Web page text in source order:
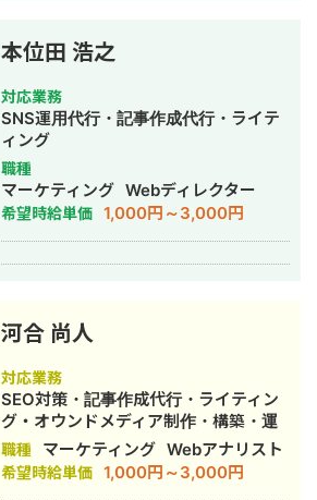
¥50,000 ┗新規案件(直案件)として、フ
作を行う。 ┗Meta、リスティング広告
(Google,Yahoo,Microsoft)にて
CPA4,000円～8,000円で運用 ┗管理画
面上の数値だけではなく、アポ単価や
粗利数値の改善も支援 ・フランチャイ
ズ加盟開発 ┗Meta広告にてCPA5,000
～12,000 広告運用だけではなく営業支
援も行い、広告から面談への改善も支
援
作・MEO・風評被害対策（逆SEO・サ
ジェスト対策など）も得意としていま
す。 2026年2月～：株式会社イナミ
ト 代表取締役 https://inamito.co.jp/
■出身大学 南山大学経済学部卒
本位田 浩之
対応業務
SNS運用代行・記事作成代行・ライテ
ィング
職種
マーケティング Webディレクター
希望時給単価 1,000円～3,000円
河合 尚人
対応業務
SEO対策・記事作成代行・ライティン
グ・オウンドメディア制作・構築・運
用代行・AI活用
職種 マーケティング Webアナリスト
希望時給単価 1,000円～3,000円